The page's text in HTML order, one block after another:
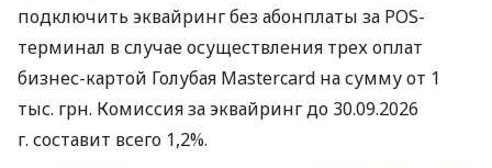
подключить эквайринг без абонплаты за POS-
терминал в случае осуществления трех оплат
бизнес-картой Голубая Mastercard на сумму от 1
тыс. грн. Комиссия за эквайринг до 30.09.2026
г. составит всего 1,2%.